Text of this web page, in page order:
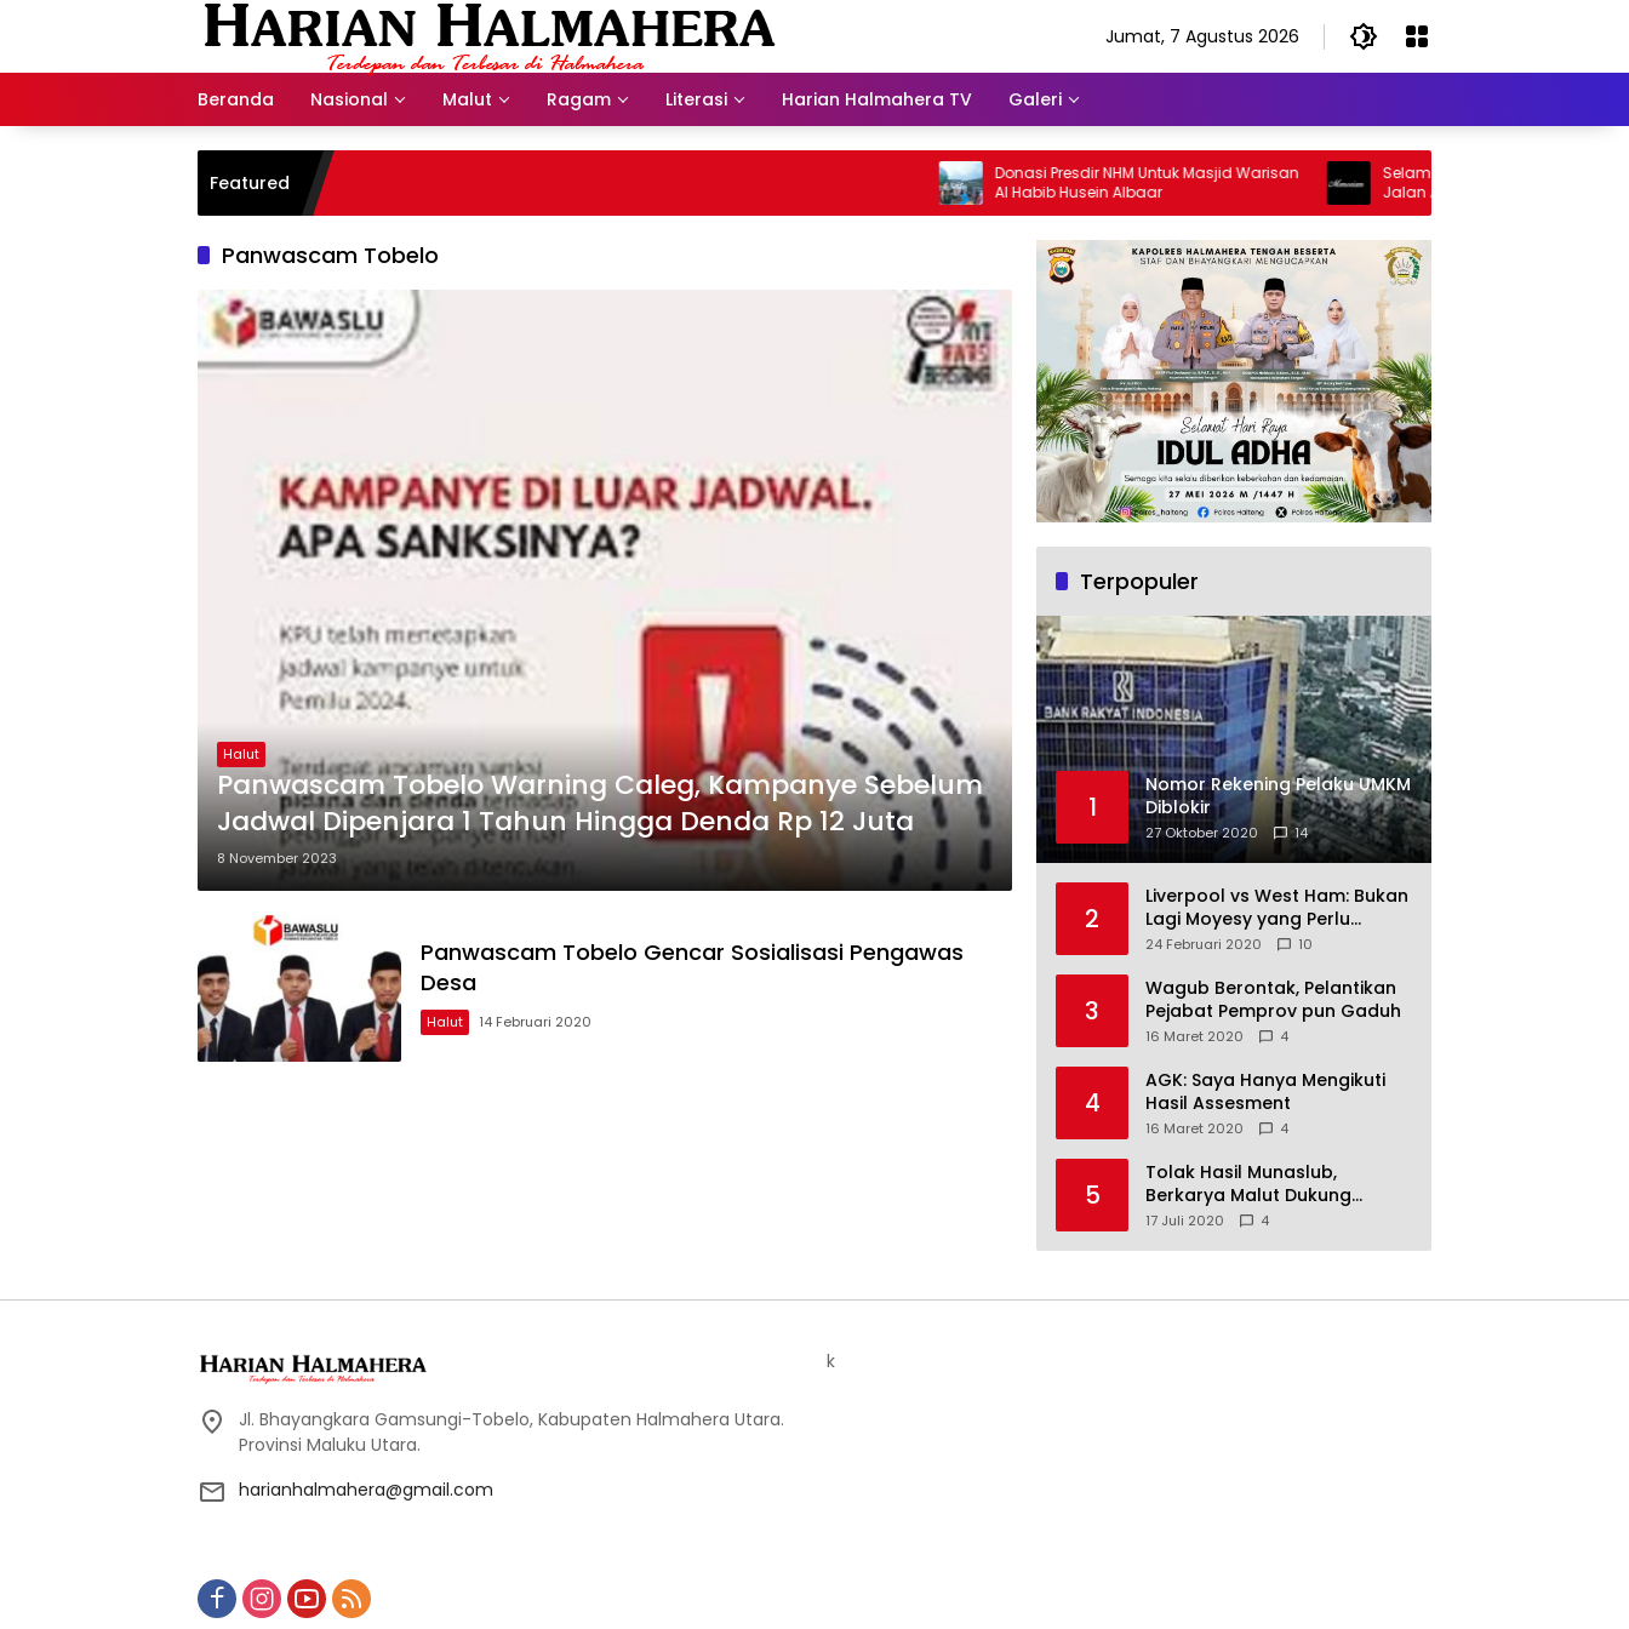
Jumat, 7 Agustus 2026
Beranda Nasional Malut Ragam Literasi Harian Halmahera TV Galeri
Featured
Donasi Presdir NHM Untuk Masjid Warisan
Al Habib Husein Albaar
Selamat Jalan Sang Inspirator,
Jalan Abangku Yuslam Idris
Panwascam Tobelo
Halut
Panwascam Tobelo Warning Caleg, Kampanye Sebelum
Jadwal Dipenjara 1 Tahun Hingga Denda Rp 12 Juta
8 November 2023
Panwascam Tobelo Gencar Sosialisasi Pengawas
Desa
Halut 14 Februari 2020
Terpopuler
1
Nomor Rekening Pelaku UMKM
Diblokir
27 Oktober 2020 14
2
Liverpool vs West Ham: Bukan
Lagi Moyesy yang Perlu
Ditakuti
24 Februari 2020 10
3
Wagub Berontak, Pelantikan
Pejabat Pemprov pun Gaduh
16 Maret 2020 4
4
AGK: Saya Hanya Mengikuti
Hasil Assesment
16 Maret 2020 4
5
Tolak Hasil Munaslub,
Berkarya Malut Dukung
Tommy Soeharto
17 Juli 2020 4
Jl. Bhayangkara Gamsungi-Tobelo, Kabupaten Halmahera Utara.
Provinsi Maluku Utara.
harianhalmahera@gmail.com
k